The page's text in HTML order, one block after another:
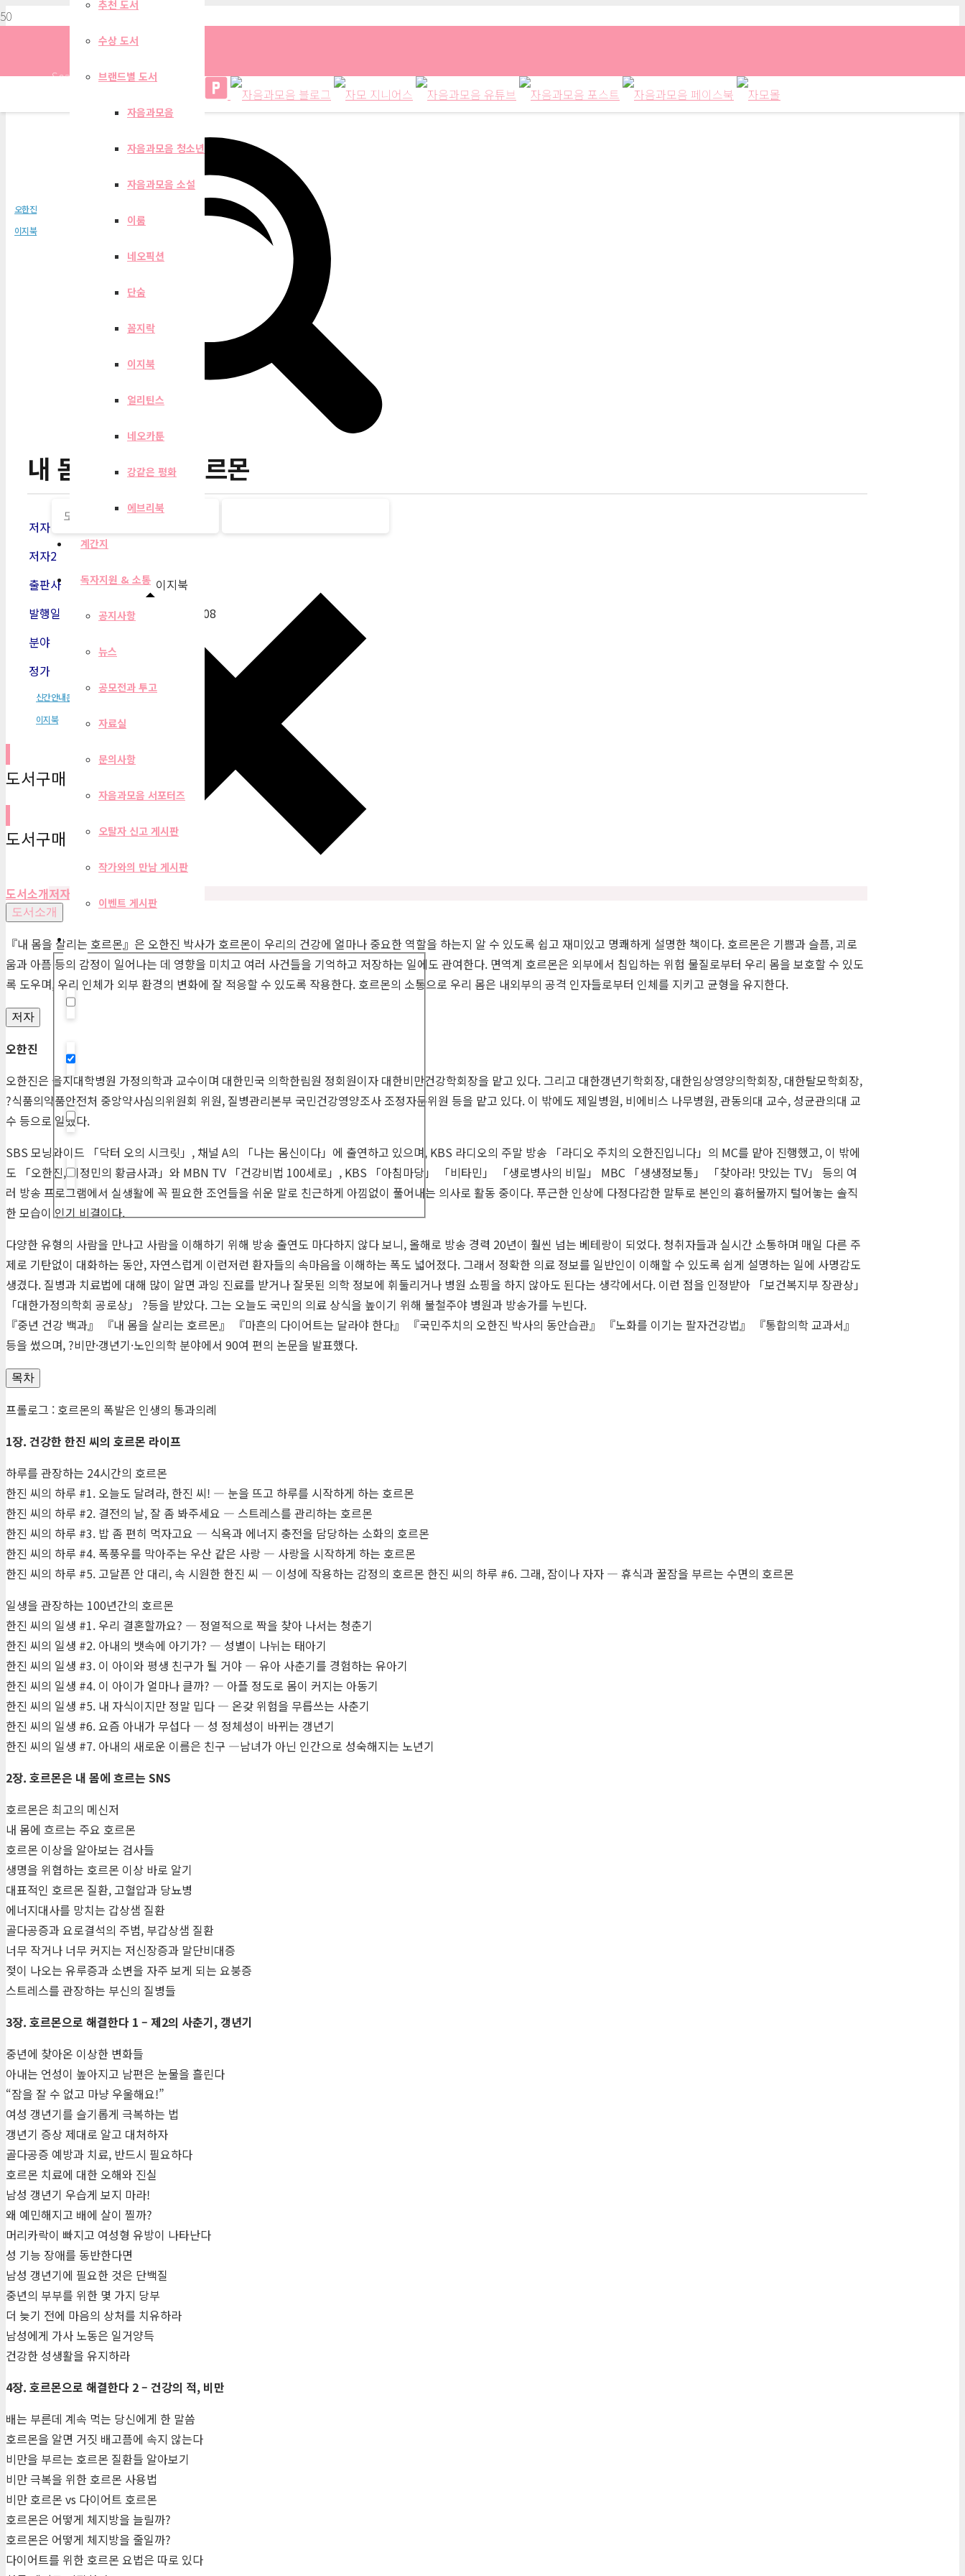
Search
필터
Hidden label
Hidden label
추천 도서
수상 도서
브랜드별 도서
자음과모음
자음과모음 청소년
자음과모음 소설
이룸
네오픽션
단숨
꼼지락
이지북
얼리틴스
네오카툰
강같은 평화
에브리북
계간지
독자지원 & 소통
공지사항
뉴스
공모전과 투고
자료실
문의사항
자음과모음 서포터즈
오탈자 신고 게시판
작가와의 만남 게시판
이벤트 게시판
내 몸을 살리는 호르몬
오한진
이지북
내 몸을 살리는 호르몬
저자
저자2
출판사
이지북
발행일
-08
분야
정가
신간안내문
이지북
도서구매 사이트
도서구매 사이트
도서소개저자
도서소개
『내 몸을 살리는 호르몬』은 오한진 박사가 호르몬이 우리의 건강에 얼마나 중요한 역할을 하는지 알 수 있도록 쉽고 재미있고 명쾌하게 설명한 책이다. 호르몬은 기쁨과 슬픔, 괴로
움과 아픔 등의 감정이 일어나는 데 영향을 미치고 여러 사건들을 기억하고 저장하는 일에도 관여한다. 면역계 호르몬은 외부에서 침입하는 위험 물질로부터 우리 몸을 보호할 수 있도
록 도우며, 우리 인체가 외부 환경의 변화에 잘 적응할 수 있도록 작용한다. 호르몬의 소통으로 우리 몸은 내외부의 공격 인자들로부터 인체를 지키고 균형을 유지한다.
저자
오한진
오한진은 을지대학병원 가정의학과 교수이며 대한민국 의학한림원 정회원이자 대한비만건강학회장을 맡고 있다. 그리고 대한갱년기학회장, 대한임상영양의학회장, 대한탈모학회장,
?식품의약품안전처 중앙약사심의위원회 위원, 질병관리본부 국민건강영양조사 조정자문위원 등을 맡고 있다. 이 밖에도 제일병원, 비에비스 나무병원, 관동의대 교수, 성균관의대 교
수 등으로 일했다.
SBS 모닝와이드 「닥터 오의 시크릿」, 채널 A의 「나는 몸신이다」에 출연하고 있으며, KBS 라디오의 주말 방송 「라디오 주치의 오한진입니다」의 MC를 맡아 진행했고, 이 밖에
도 「오한진, 이정민의 황금사과」와 MBN TV 「건강비법 100세로」, KBS 「아침마당」 「비타민」 「생로병사의 비밀」 MBC 「생생정보통」 「찾아라! 맛있는 TV」 등의 여
러 방송 프로그램에서 실생활에 꼭 필요한 조언들을 쉬운 말로 친근하게 아낌없이 풀어내는 의사로 활동 중이다. 푸근한 인상에 다정다감한 말투로 본인의 흉허물까지 털어놓는 솔직
한 모습이 인기 비결이다.
다양한 유형의 사람을 만나고 사람을 이해하기 위해 방송 출연도 마다하지 않다 보니, 올해로 방송 경력 20년이 훨씬 넘는 베테랑이 되었다. 청취자들과 실시간 소통하며 매일 다른 주
제로 기탄없이 대화하는 동안, 자연스럽게 이런저런 환자들의 속마음을 이해하는 폭도 넓어졌다. 그래서 정확한 의료 정보를 일반인이 이해할 수 있도록 쉽게 설명하는 일에 사명감도
생겼다. 질병과 치료법에 대해 많이 알면 과잉 진료를 받거나 잘못된 의학 정보에 휘둘리거나 병원 쇼핑을 하지 않아도 된다는 생각에서다. 이런 점을 인정받아 「보건복지부 장관상」
「대한가정의학회 공로상」 ?등을 받았다. 그는 오늘도 국민의 의료 상식을 높이기 위해 불철주야 병원과 방송가를 누빈다.
『중년 건강 백과』 『내 몸을 살리는 호르몬』 『마흔의 다이어트는 달라야 한다』 『국민주치의 오한진 박사의 동안습관』 『노화를 이기는 팔자건강법』 『통합의학 교과서』
등을 썼으며, ?비만·갱년기·노인의학 분야에서 90여 편의 논문을 발표했다.
목차
프롤로그 : 호르몬의 폭발은 인생의 통과의례
1장. 건강한 한진 씨의 호르몬 라이프
하루를 관장하는 24시간의 호르몬
한진 씨의 하루 #1. 오늘도 달려라, 한진 씨! ― 눈을 뜨고 하루를 시작하게 하는 호르몬
한진 씨의 하루 #2. 결전의 날, 잘 좀 봐주세요 ― 스트레스를 관리하는 호르몬
한진 씨의 하루 #3. 밥 좀 편히 먹자고요 ― 식욕과 에너지 충전을 담당하는 소화의 호르몬
한진 씨의 하루 #4. 폭풍우를 막아주는 우산 같은 사랑 ― 사랑을 시작하게 하는 호르몬
한진 씨의 하루 #5. 고달픈 안 대리, 속 시원한 한진 씨 ― 이성에 작용하는 감정의 호르몬 한진 씨의 하루 #6. 그래, 잠이나 자자 ― 휴식과 꿀잠을 부르는 수면의 호르몬
일생을 관장하는 100년간의 호르몬
한진 씨의 일생 #1. 우리 결혼할까요? ― 정열적으로 짝을 찾아 나서는 청춘기
한진 씨의 일생 #2. 아내의 뱃속에 아기가? ― 성별이 나뉘는 태아기
한진 씨의 일생 #3. 이 아이와 평생 친구가 될 거야 ― 유아 사춘기를 경험하는 유아기
한진 씨의 일생 #4. 이 아이가 얼마나 클까? ― 아플 정도로 몸이 커지는 아동기
한진 씨의 일생 #5. 내 자식이지만 정말 밉다 ― 온갖 위험을 무릅쓰는 사춘기
한진 씨의 일생 #6. 요즘 아내가 무섭다 ― 성 정체성이 바뀌는 갱년기
한진 씨의 일생 #7. 아내의 새로운 이름은 친구 ―남녀가 아닌 인간으로 성숙해지는 노년기
2장. 호르몬은 내 몸에 흐르는 SNS
호르몬은 최고의 메신저
내 몸에 흐르는 주요 호르몬
호르몬 이상을 알아보는 검사들
생명을 위협하는 호르몬 이상 바로 알기
대표적인 호르몬 질환, 고혈압과 당뇨병
에너지대사를 망치는 갑상샘 질환
골다공증과 요로결석의 주범, 부갑상샘 질환
너무 작거나 너무 커지는 저신장증과 말단비대증
젖이 나오는 유루증과 소변을 자주 보게 되는 요붕증
스트레스를 관장하는 부신의 질병들
3장. 호르몬으로 해결한다 1 – 제2의 사춘기, 갱년기
중년에 찾아온 이상한 변화들
아내는 언성이 높아지고 남편은 눈물을 흘린다
“잠을 잘 수 없고 마냥 우울해요!”
여성 갱년기를 슬기롭게 극복하는 법
갱년기 증상 제대로 알고 대처하자
골다공증 예방과 치료, 반드시 필요하다
호르몬 치료에 대한 오해와 진실
남성 갱년기 우습게 보지 마라!
왜 예민해지고 배에 살이 찔까?
머리카락이 빠지고 여성형 유방이 나타난다
성 기능 장애를 동반한다면
남성 갱년기에 필요한 것은 단백질
중년의 부부를 위한 몇 가지 당부
더 늦기 전에 마음의 상처를 치유하라
남성에게 가사 노동은 일거양득
건강한 성생활을 유지하라
4장. 호르몬으로 해결한다 2 – 건강의 적, 비만
배는 부른데 계속 먹는 당신에게 한 말씀
호르몬을 알면 거짓 배고픔에 속지 않는다
비만을 부르는 호르몬 질환들 알아보기
비만 극복을 위한 호르몬 사용법
비만 호르몬 vs 다이어트 호르몬
호르몬은 어떻게 체지방을 늘릴까?
호르몬은 어떻게 체지방을 줄일까?
다이어트를 위한 호르몬 요법은 따로 있다